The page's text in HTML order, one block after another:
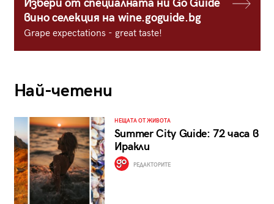
Избери от специалната ни Go Guide
вино селекция на wine.goguide.bg
Grape expectations - great taste!
Най-четени
НЕЩАТА ОТ ЖИВОТА
Summer City Guide: 72 часа в
Иракли
РЕДАКТОРИТЕ